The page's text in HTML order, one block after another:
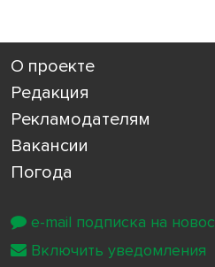
О проекте
Редакция
Рекламодателям
Вакансии
Погода
e-mail подписка на
Включить уведомления